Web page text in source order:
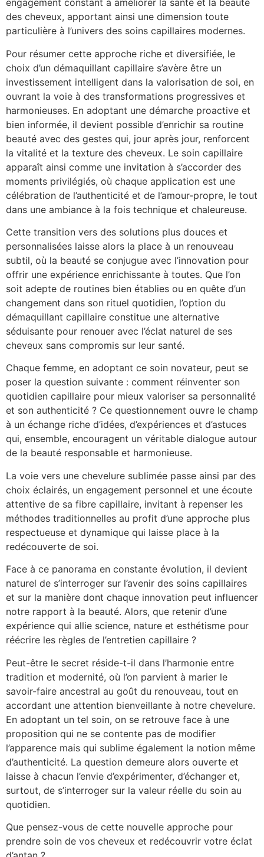
engagement constant à améliorer la santé et la beauté
des cheveux, apportant ainsi une dimension toute
particulière à l’univers des soins capillaires modernes.
Pour résumer cette approche riche et diversifiée, le
choix d’un démaquillant capillaire s’avère être un
investissement intelligent dans la valorisation de soi, en
ouvrant la voie à des transformations progressives et
harmonieuses. En adoptant une démarche proactive et
bien informée, il devient possible d’enrichir sa routine
beauté avec des gestes qui, jour après jour, renforcent
la vitalité et la texture des cheveux. Le soin capillaire
apparaît ainsi comme une invitation à s’accorder des
moments privilégiés, où chaque application est une
célébration de l’authenticité et de l’amour-propre, le tout
dans une ambiance à la fois technique et chaleureuse.
Cette transition vers des solutions plus douces et
personnalisées laisse alors la place à un renouveau
subtil, où la beauté se conjugue avec l’innovation pour
offrir une expérience enrichissante à toutes. Que l’on
soit adepte de routines bien établies ou en quête d’un
changement dans son rituel quotidien, l’option du
démaquillant capillaire constitue une alternative
séduisante pour renouer avec l’éclat naturel de ses
cheveux sans compromis sur leur santé.
Chaque femme, en adoptant ce soin novateur, peut se
poser la question suivante : comment réinventer son
quotidien capillaire pour mieux valoriser sa personnalité
et son authenticité ? Ce questionnement ouvre le champ
à un échange riche d’idées, d’expériences et d’astuces
qui, ensemble, encouragent un véritable dialogue autour
de la beauté responsable et harmonieuse.
La voie vers une chevelure sublimée passe ainsi par des
choix éclairés, un engagement personnel et une écoute
attentive de sa fibre capillaire, invitant à repenser les
méthodes traditionnelles au profit d’une approche plus
respectueuse et dynamique qui laisse place à la
redécouverte de soi.
Face à ce panorama en constante évolution, il devient
naturel de s’interroger sur l’avenir des soins capillaires
et sur la manière dont chaque innovation peut influencer
notre rapport à la beauté. Alors, que retenir d’une
expérience qui allie science, nature et esthétisme pour
réécrire les règles de l’entretien capillaire ?
Peut-être le secret réside-t-il dans l’harmonie entre
tradition et modernité, où l’on parvient à marier le
savoir-faire ancestral au goût du renouveau, tout en
accordant une attention bienveillante à notre chevelure.
En adoptant un tel soin, on se retrouve face à une
proposition qui ne se contente pas de modifier
l’apparence mais qui sublime également la notion même
d’authenticité. La question demeure alors ouverte et
laisse à chacun l’envie d’expérimenter, d’échanger et,
surtout, de s’interroger sur la valeur réelle du soin au
quotidien.
Que pensez-vous de cette nouvelle approche pour
prendre soin de vos cheveux et redécouvrir votre éclat